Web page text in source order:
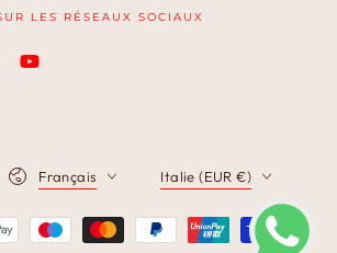
LES RÉSEAUX SOCIAUX
YouTube
Français Italie (EUR €)